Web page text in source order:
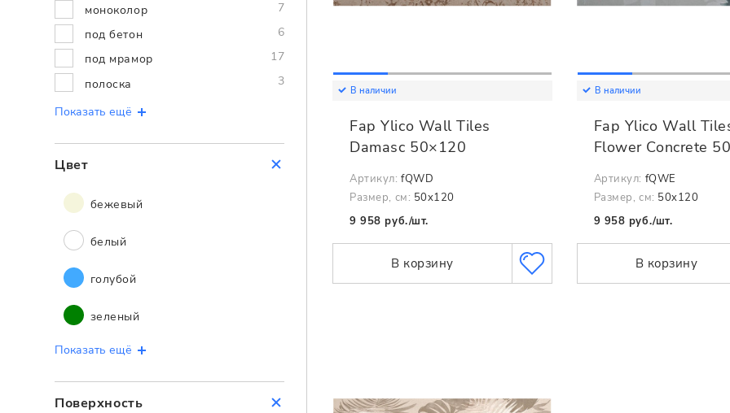
моноколор
7
под бетон
6
под мрамор
17
полоска
3
Показать ещё
Цвет
бежевый
белый
голубой
зеленый
Показать ещё
Поверхность
В наличии
Fap Ylico Wall Tiles
Damasc 50×120
Артикул: fQWD
Размер, см: 50x120
9 958 руб./шт.
В корзину
В наличии
Fap Ylico Wall
Flower Concrete
Артикул: fQWE
Размер, см: 50x120
9 958 руб./шт.
В корзину